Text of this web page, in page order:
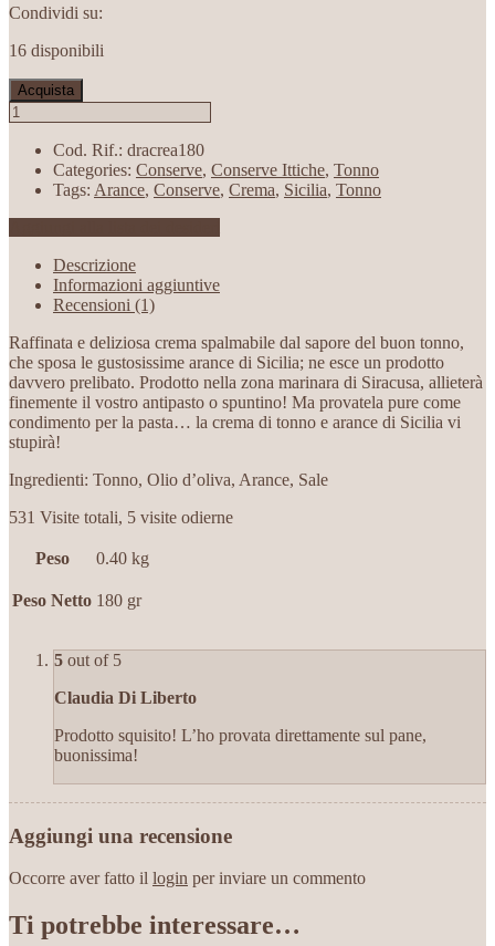
Condividi su:
16 disponibili
Acquista
Cod. Rif.: dracrea180
Categories: Conserve, Conserve Ittiche, Tonno
Tags: Arance, Conserve, Crema, Sicilia, Tonno
Descrizione
Informazioni aggiuntive
Recensioni (1)
Raffinata e deliziosa crema spalmabile dal sapore del buon tonno,
che sposa le gustosissime arance di Sicilia; ne esce un prodotto
davvero prelibato. Prodotto nella zona marinara di Siracusa, allieterà
finemente il vostro antipasto o spuntino! Ma provatela pure come
condimento per la pasta… la crema di tonno e arance di Sicilia vi
stupirà!
Ingredienti: Tonno, Olio d’oliva, Arance, Sale
531 Visite totali, 5 visite odierne
Peso 0.40 kg
Peso Netto 180 gr
5 out of 5
Claudia Di Liberto
Prodotto squisito! L’ho provata direttamente sul pane,
buonissima!
Aggiungi una recensione
Occorre aver fatto il login per inviare un commento
Ti potrebbe interessare…